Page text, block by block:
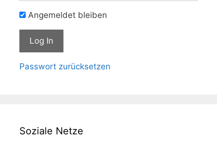
Angemeldet bleiben
Passwort zurücksetzen
Soziale Netze